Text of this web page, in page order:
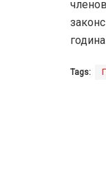
Tags: